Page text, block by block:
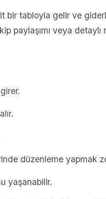
bir tabloyla gelir ve
paylaşımı veya
düzenleme yapmak
yaşanabilir.